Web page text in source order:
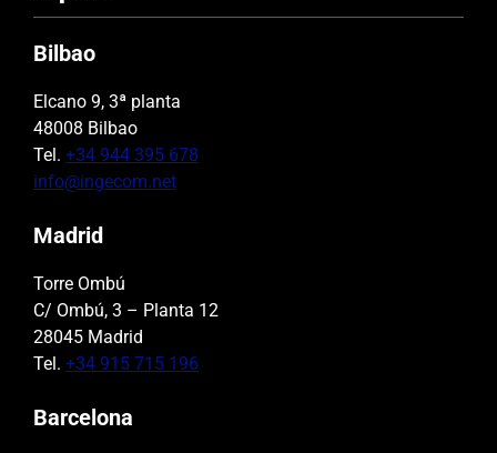
Bilbao
Elcano 9, 3ª planta
48008 Bilbao
Tel. +34 944 395 678
info@ingecom.net
Madrid
Torre Ombú
C/ Ombú, 3 – Planta 12
28045 Madrid
Tel. +34 915 715 196
Barcelona